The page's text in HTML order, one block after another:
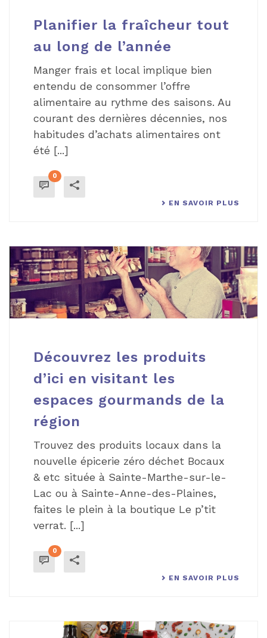
Planifier la fraîcheur tout
au long de l’année
Manger frais et local implique bien
entendu de consommer l’offre
alimentaire au rythme des saisons. Au
courant des dernières décennies, nos
habitudes d’achats alimentaires ont
été [...]
0
EN SAVOIR PLUS
Découvrez les produits
d’ici en visitant les
espaces gourmands de la
région
Trouvez des produits locaux dans la
nouvelle épicerie zéro déchet Bocaux
& etc située à Sainte-Marthe-sur-le-
Lac ou à Sainte-Anne-des-Plaines,
faites le plein à la boutique Le p’tit
verrat. [...]
0
EN SAVOIR PLUS